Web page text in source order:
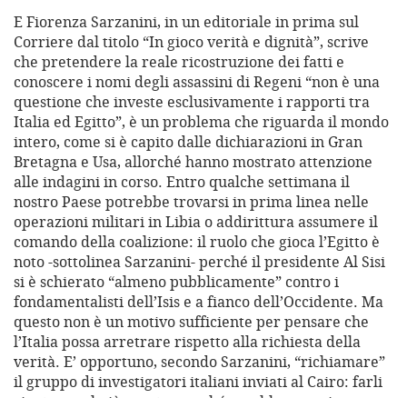
E Fiorenza Sarzanini, in un editoriale in prima sul
Corriere dal titolo “In gioco verità e dignità”, scrive
che pretendere la reale ricostruzione dei fatti e
conoscere i nomi degli assassini di Regeni “non è una
questione che investe esclusivamente i rapporti tra
Italia ed Egitto”, è un problema che riguarda il mondo
intero, come si è capito dalle dichiarazioni in Gran
Bretagna e Usa, allorché hanno mostrato attenzione
alle indagini in corso. Entro qualche settimana il
nostro Paese potrebbe trovarsi in prima linea nelle
operazioni militari in Libia o addirittura assumere il
comando della coalizione: il ruolo che gioca l’Egitto è
noto -sottolinea Sarzanini- perché il presidente Al Sisi
si è schierato “almeno pubblicamente” contro i
fondamentalisti dell’Isis e a fianco dell’Occidente. Ma
questo non è un motivo sufficiente per pensare che
l’Italia possa arretrare rispetto alla richiesta della
verità. E’ opportuno, secondo Sarzanini, “richiamare”
il gruppo di investigatori italiani inviati al Cairo: farli